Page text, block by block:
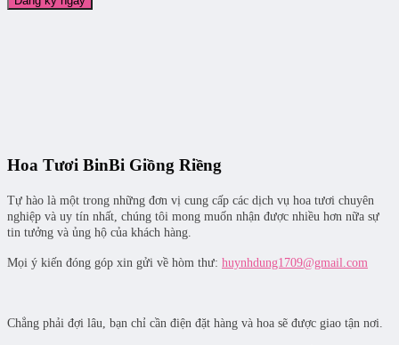
Hoa Tươi BinBi Giồng Riềng
Tự hào là một trong những đơn vị cung cấp các dịch vụ hoa tươi chuyên
nghiệp và uy tín nhất, chúng tôi mong muốn nhận được nhiều hơn nữa sự
tin tưởng và ủng hộ của khách hàng.
Mọi ý kiến đóng góp xin gửi về hòm thư: huynhdung1709@gmail.com
Chẳng phải đợi lâu, bạn chỉ cần điện đặt hàng và hoa sẽ được giao tận nơi.